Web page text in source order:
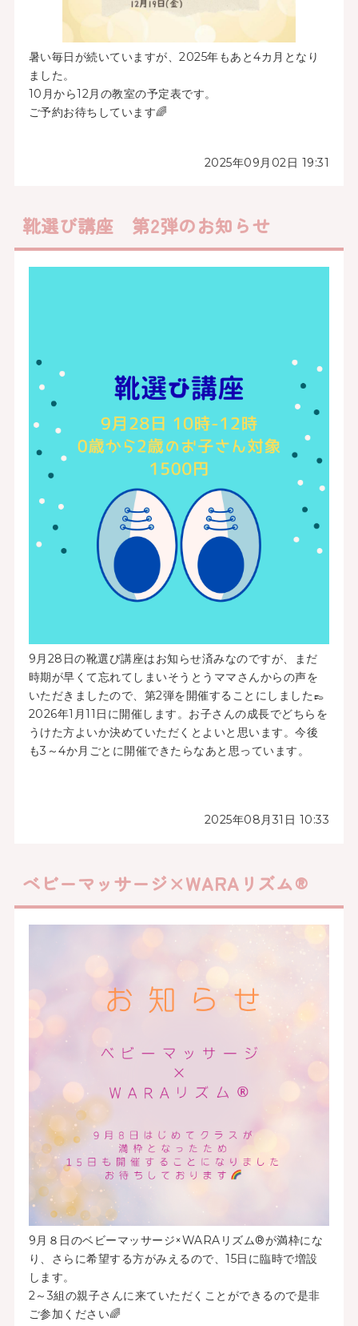
暑い毎日が続いていますが、2025年もあと4カ月となり
ました。
10月から12月の教室の予定表です。
ご予約お待ちしています🌈
2025年09月02日 19:31
靴選び講座 第2弾のお知らせ
9月28日の靴選び講座はお知らせ済みなのですが、まだ
時期が早くて忘れてしまいそうとうママさんからの声を
いただきましたので、第2弾を開催することにしました👞
2026年1月11日に開催します。お子さんの成長でどちらを
うけた方よいか決めていただくとよいと思います。今後
も3～4か月ごとに開催できたらなあと思っています。
2025年08月31日 10:33
ベビーマッサージ×WARAリズム®
9月８日のベビーマッサージ×WARAリズム®が満枠にな
り、さらに希望する方がみえるので、15日に臨時で増設
します。
2～3組の親子さんに来ていただくことができるので是非
ご参加ください🌈